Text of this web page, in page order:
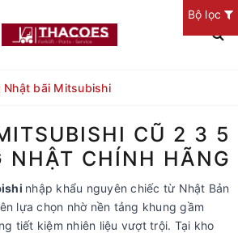
Nhật bãi Mitsubishi
CŨ 2 3 5
NHẬT CHÍNH HÃNG
nhập khẩu nguyên chiếc từ Nhật Bản
lựa chọn nhờ nền tảng khung gầm
tiết kiệm nhiên liệu vượt trội. Tại kho
Bộ lọc